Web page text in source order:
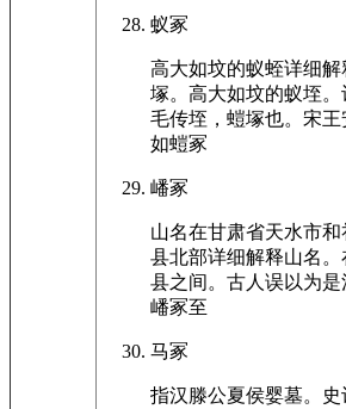
蚁冢
高大如坟的蚁蛭详细
塚。高大如坟的蚁垤
毛传垤，螘塚也。宋
如螘冢
嶓冢
山名在甘肃省天水市
县北部详细解释山名
县之间。古人误以为
嶓冢至
马冢
指汉滕公夏侯婴墓。